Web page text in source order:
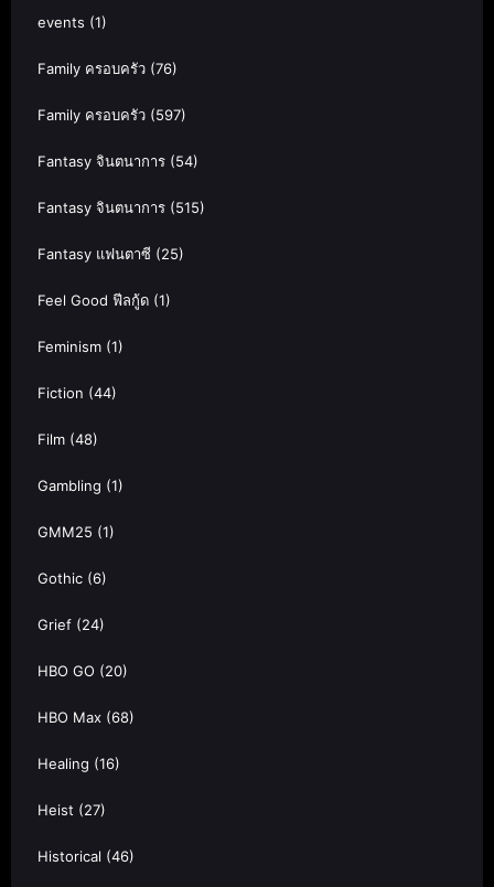
events (1)
Family ครอบครัว (76)
Family ครอบครัว (597)
Fantasy จินตนาการ (54)
Fantasy จินตนาการ (515)
Fantasy แฟนตาซี (25)
Feel Good ฟีลกู้ด (1)
Feminism (1)
Fiction (44)
Film (48)
Gambling (1)
GMM25 (1)
Gothic (6)
Grief (24)
HBO GO (20)
HBO Max (68)
Healing (16)
Heist (27)
Historical (46)